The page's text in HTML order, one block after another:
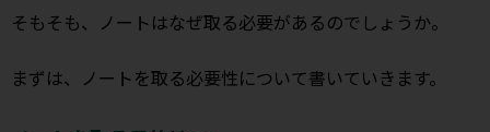
そもそも、ノートはなぜ取る必要があるのでしょうか。
まずは、ノートを取る必要性について書いていきます。